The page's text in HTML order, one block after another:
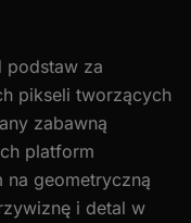
podstaw za
pikseli tworzących
zabawną
platform
geometryczną
i detal w